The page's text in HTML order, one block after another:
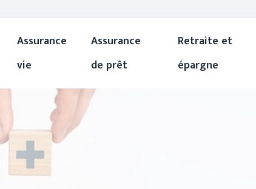
Assurance
vie
Assurance
de prêt
Retraite et
épargne